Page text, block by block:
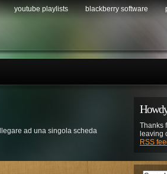
youtube playlists blackberry software
ad una singola scheda
Thanks
leaving
RSS